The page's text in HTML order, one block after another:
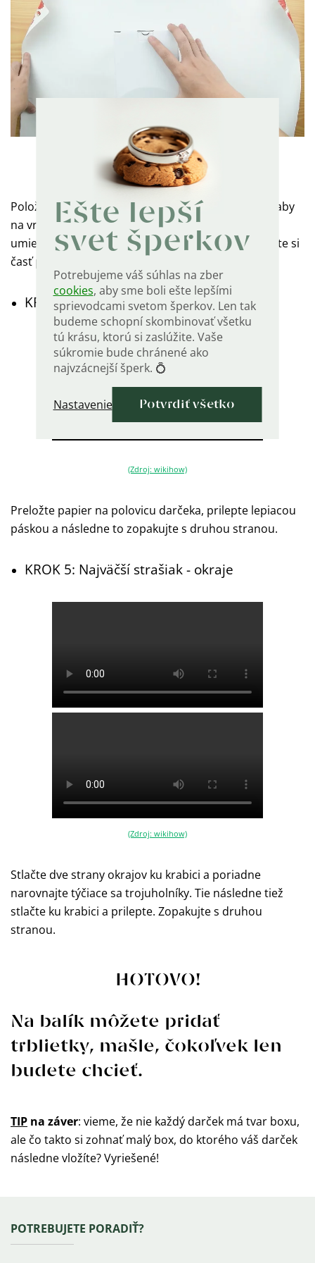
Ešte lepší
svet šperkov
Potrebujeme váš súhlas na zber
cookies, aby sme boli ešte lepšími
sprievodcami svetom šperkov. Len tak
budeme schopní skombinovať všetku
tú krásu, ktorú si zaslúžite. Vaše
súkromie bude chránené ako
najvzácnejší šperk. 💍
Nastavenie Potvrdiť všetko
(Zdroj: wikihow)
Položte darček hore nohami na baliaci papier tak, aby
na vrchu darčeka bola tá čistá časť balenia. Darček
umiestnite doprostred baliaceho papiera a zmerajte si
časť papiera tak, aby vám pokryla celý darček.
KROK 4: Lepíme
(Zdroj: wikihow)
Preložte papier na polovicu darčeka, prilepte lepiacou
páskou a následne to zopakujte s druhou stranou.
KROK 5: Najväčší strašiak - okraje
(Zdroj: wikihow)
Stlačte dve strany okrajov ku krabici a poriadne
narovnajte týčiace sa trojuholníky. Tie následne tiež
stlačte ku krabici a prilepte. Zopakujte s druhou
stranou.
HOTOVO!
Na balík môžete pridať
trblietky, mašle, čokoľvek len
budete chcieť.
TIP na záver: vieme, že nie každý darček má tvar boxu,
ale čo takto si zohnať malý box, do ktorého váš darček
následne vložíte? Vyriešené!
Zápätie
POTREBUJETE PORADIŤ?